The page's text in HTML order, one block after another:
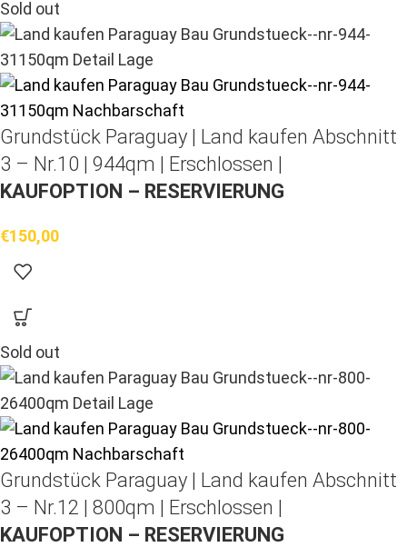
Sold out
Grundstück Paraguay | Land kaufen Abschnitt
3 – Nr.10 | 944qm | Erschlossen |
KAUFOPTION – RESERVIERUNG
€150,00
Sold out
Grundstück Paraguay | Land kaufen Abschnitt
3 – Nr.12 | 800qm | Erschlossen |
KAUFOPTION – RESERVIERUNG